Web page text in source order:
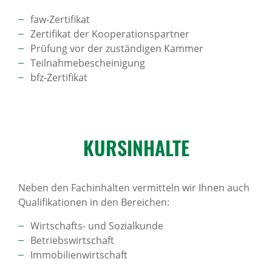
faw-Zertifikat
Zertifikat der Kooperationspartner
Prüfung vor der zuständigen Kammer
Teilnahmebescheinigung
bfz-Zertifikat
KURS­IN­HALTE
Neben den Fachinhalten vermitteln wir Ihnen auch
Qualifikationen in den Bereichen:
Wirtschafts- und Sozialkunde
Betriebswirtschaft
Immobilienwirtschaft